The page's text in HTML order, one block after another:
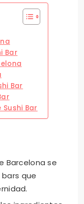
Bar
Bar
Bar
Barcelona se
que